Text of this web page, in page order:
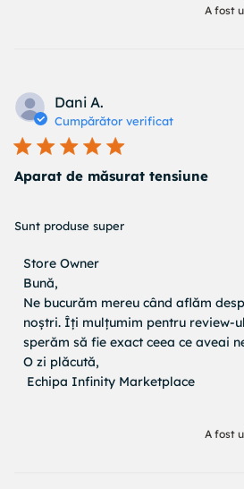
A fost
Dani A.
Cumpărător verificat
Aparat de măsurat tensiune
Sunt produse super
read more about review content
Comentariile proprietarului
Recenzii de Store Owner pe Tue
Store Owner
Bună,
Ne bucurăm mereu când aflăm
noștri. Îți mulțumim pentru review-
sperăm să fie exact ceea ce aveai
O zi plăcută,
Echipa Infinity Marketplace
A fost